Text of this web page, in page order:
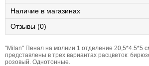
Наличие в магазинах
Отзывы (0)
"Milan" Пенал на молнии 1 отделение 20,5*4.5*5
представлены в трех вариантах расцветок:
розовый. Однотонные.